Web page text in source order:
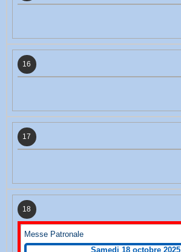
16
17
18
Messe Patronale
Samedi 18 octobre 2025